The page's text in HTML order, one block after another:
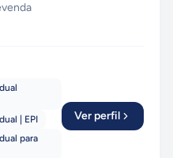
| EPI
para
Ver perfil